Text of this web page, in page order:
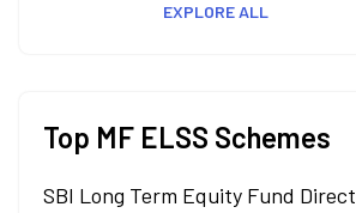
EXPLORE ALL
Top MF ELSS Schemes
SBI Long Term Equity Fund Direct